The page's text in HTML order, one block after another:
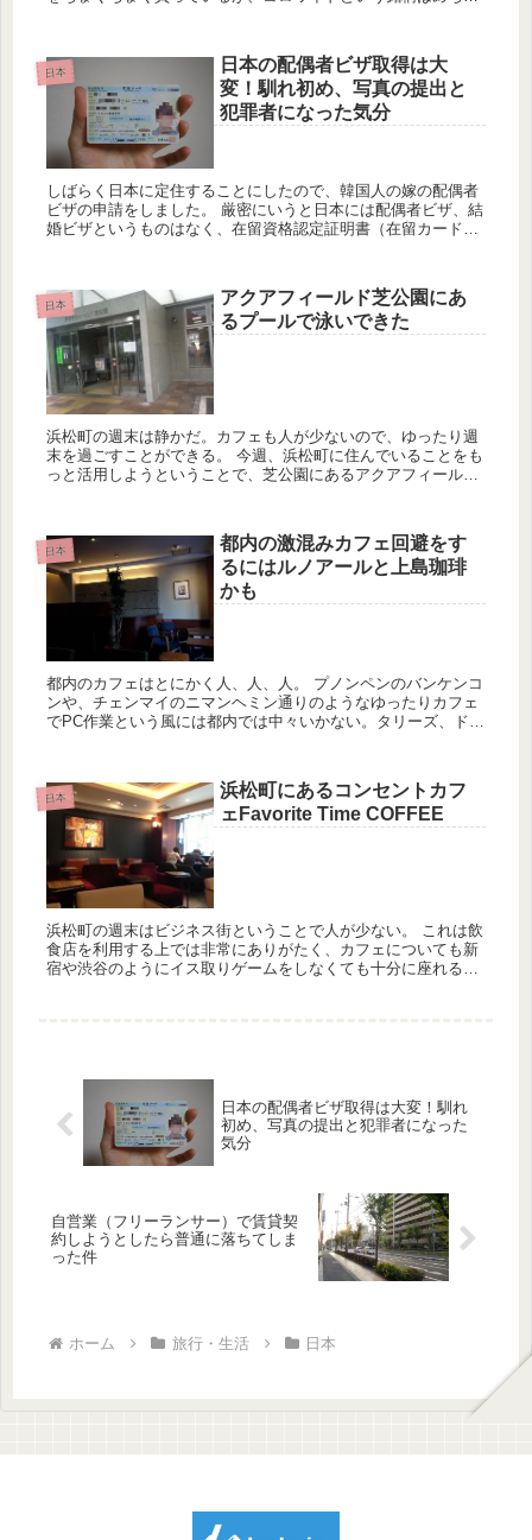
日本
日本の配偶者ビザ取得は大
変！馴れ初め、写真の提出と
犯罪者になった気分
しばらく日本に定住することにしたので、韓国人の嫁の配偶者
ビザの申請をしました。 厳密にいうと日本には配偶者ビザ、結
婚ビザというものはなく、在留資格認定証明書（在留カード）
日本
アクアフィールド芝公園にあ
るプールで泳いできた
浜松町の週末は静かだ。カフェも人が少ないので、ゆったり週
末を過ごすことができる。 今週、浜松町に住んでいることをも
っと活用しようということで、芝公園にあるアクアフィールド
日本
都内の激混みカフェ回避をす
るにはルノアールと上島珈琲
かも
都内のカフェはとにかく人、人、人。 プノンペンのバンケンコ
ンや、チェンマイのニマンヘミン通りのようなゆったりカフェ
でPC作業という風には都内では中々いかない。タリーズ、ドト
日本
浜松町にあるコンセントカフ
ェFavorite Time COFFEE
浜松町の週末はビジネス街ということで人が少ない。 これは飲
食店を利用する上では非常にありがたく、カフェについても新
宿や渋谷のようにイス取りゲームをしなくても十分に座れるス
日本の配偶者ビザ取得は大変！馴れ
初め、写真の提出と犯罪者になった
気分
自営業（フリーランサー）で賃貸契
約しようとしたら普通に落ちてしま
った件
ホーム 旅行・生活 日本